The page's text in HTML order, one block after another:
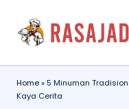
Skip
r
a
s
Home»5 Minuman
Kaya Cerita